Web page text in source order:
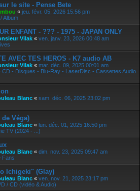
le site - Pense Bete
« jeu. févr. 05, 2026 15:56 pm
Album
ENFANT - ??? - 1975 - JAPAN ONLY
Vilak « ven. janv. 23, 2026 00:48 am
AVEC TES HEROS - K7 audio AB
Vilak « mar. déc. 09, 2025 00:01 am
CD - Disques - Blu-Ray - LaserDisc - Cassettes Audio
Blanc « sam. déc. 06, 2025 23:02 pm
Véga)
Blanc « lun. déc. 01, 2025 16:50 pm
TV (2024 - ...)
Blanc « dim. nov. 23, 2025 09:47 am
Fans
Ichigeki" (Glay)
Blanc « ven. nov. 21, 2025 23:17 pm
/ CD (vidéo & Audio)